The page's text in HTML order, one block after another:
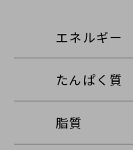
エネルギー
たんぱく質
脂質